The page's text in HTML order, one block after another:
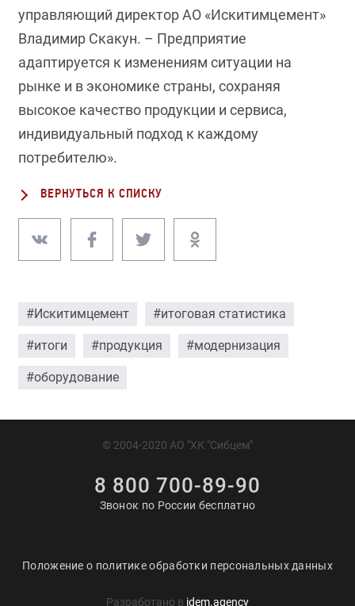
управляющий директор АО «Искитимцемент»
Владимир Скакун. – Предприятие
адаптируется к изменениям ситуации на
рынке и в экономике страны, сохраняя
высокое качество продукции и сервиса,
индивидуальный подход к каждому
потребителю».
ВЕРНУТЬСЯ К СПИСКУ
#Искитимцемент #итоговая статистика
#итоги #продукция #модернизация
#оборудование
© 2004-2020 АО "ХК "Сибцем"
8 800 700-89-90
Звонок по России бесплатно
Положение о политике обработки персональных данных
Разработано в idem.agency